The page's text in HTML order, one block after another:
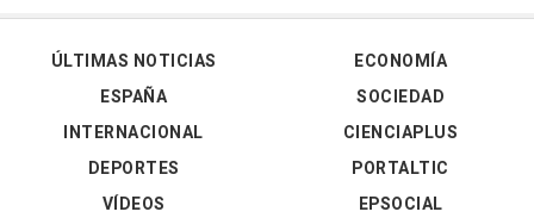
ÚLTIMAS NOTICIAS
ESPAÑA
INTERNACIONAL
DEPORTES
VÍDEOS
ECONOMÍA
SOCIEDAD
CIENCIAPLUS
PORTALTIC
EPSOCIAL